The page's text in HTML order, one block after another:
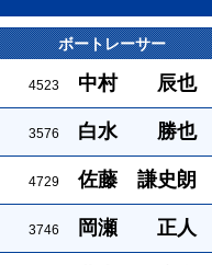
ボートレーサー
4523 中村 辰也
3576 白水 勝也
4729 佐藤 謙史朗
3746 岡瀬 正人